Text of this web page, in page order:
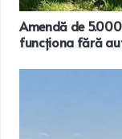
Amendă de
funcționa fără